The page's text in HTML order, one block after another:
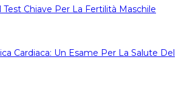
Chiave Per La Fertilità Maschile
Cardiaca: Un Esame Per La Salute Del